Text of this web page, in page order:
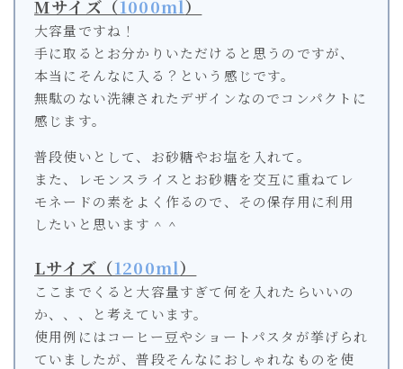
Mサイズ（1000ml）
大容量ですね！
手に取るとお分かりいただけると思うのですが、
本当にそんなに入る？という感じです。
無駄のない洗練されたデザインなのでコンパクトに
感じます。
普段使いとして、お砂糖やお塩を入れて。
また、レモンスライスとお砂糖を交互に重ねてレ
モネードの素をよく作るので、その保存用に利用
したいと思います＾＾
Lサイズ（1200ml）
ここまでくると大容量すぎて何を入れたらいいの
か、、、と考えています。
使用例にはコーヒー豆やショートパスタが挙げられ
ていましたが、普段そんなにおしゃれなものを使